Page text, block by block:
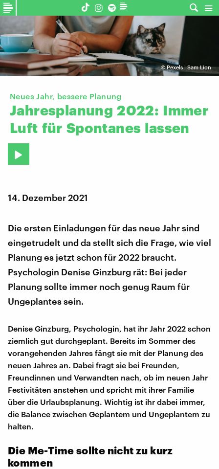
©Pexels | Sam Lion
Neues Jahr, bessere Planung
Jahresplanung 2022: Immer
Luft für Spontanes lassen
14. Dezember 2021
Die ersten Einladungen für das neue Jahr sind
eingetrudelt und da stellt sich die Frage, wie viel
Planung es jetzt schon für 2022 braucht.
Psychologin Denise Ginzburg rät: Bei jeder
Planung sollte immer noch genug Raum für
Ungeplantes sein.
Denise Ginzburg, Psychologin, hat ihr Jahr 2022 schon
ziemlich gut durchgeplant. Bereits im Sommer des
vorangehenden Jahres fängt sie mit der Planung des
neuen Jahres an. Dabei fragt sie bei Freunden,
Freundinnen und Verwandten nach, ob im neuen Jahr
Festivitäten anstehen und spricht mit ihrer Familie
über die Urlaubsplanung. Wichtig ist ihr dabei immer,
die Balance zwischen Geplantem und Ungeplantem zu
halten.
Die Me-Time sollte nicht zu kurz
kommen